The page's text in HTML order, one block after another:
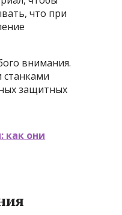
что при
внимания.
станками
защитных
как они